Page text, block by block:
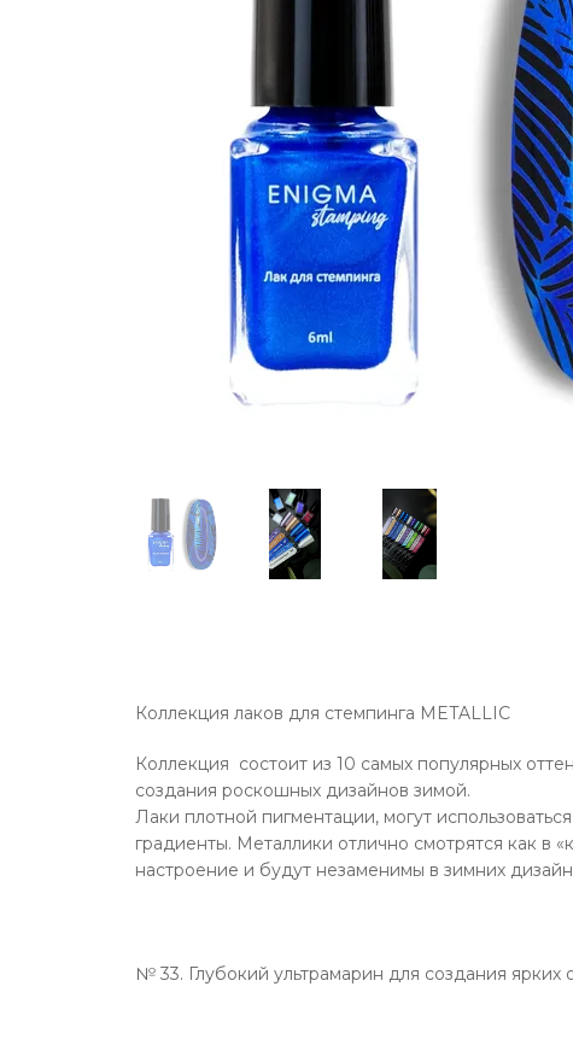
Коллекция лаков для стемпинга METALLIC
Коллекция состоит из 10 самых популярных
создания роскошных дизайнов зимой.
Лаки плотной пигментации, могут
градиенты. Металлики отлично смотрятся как в
настроение и будут незаменимы в зимних
№ 33. Глубокий ультрамарин для создания